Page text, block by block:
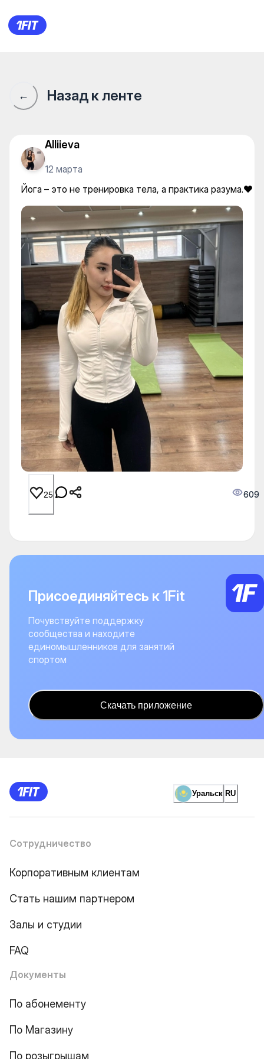
Йога – это не тренировка
← Назад к ленте
Alliieva
12 марта
Йога – это не тренировка тела, а практика разума.❤️
25 609
Присоединяйтесь к 1Fit
Почувствуйте поддержку
сообщества и находите
единомышленников для занятий
спортом
Скачать приложение
Уральск RU
Сотрудничество
Корпоративным клиентам
Стать нашим партнером
Залы и студии
FAQ
Документы
По абонементу
По Магазину
По розыгрышам